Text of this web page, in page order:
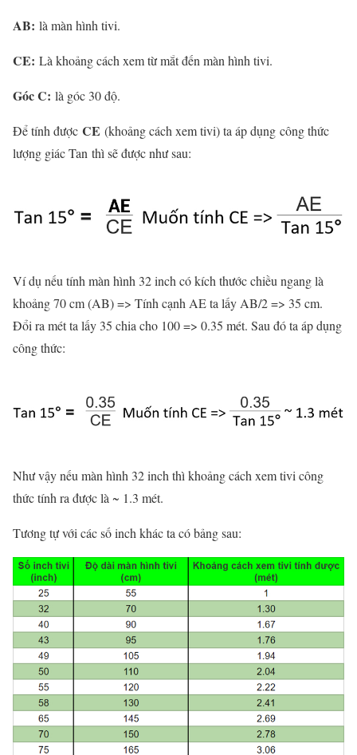
AB: là màn hình tivi.
CE: Là khoảng cách xem từ mắt đến màn hình tivi.
Góc C: là góc 30 độ.
Để tính được CE (khoảng cách xem tivi) ta áp dụng công thức
lượng giác Tan thì sẽ được như sau:
Ví dụ nếu tính màn hình 32 inch có kích thước chiều ngang là
khoảng 70 cm (AB) => Tính cạnh AE ta lấy AB/2 => 35 cm.
Đổi ra mét ta lấy 35 chia cho 100 => 0.35 mét. Sau đó ta áp dụng
công thức:
Như vậy nếu màn hình 32 inch thì khoảng cách xem tivi công
thức tính ra được là ~ 1.3 mét.
Tương tự với các số inch khác ta có bảng sau: